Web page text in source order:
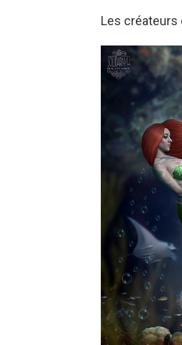
Les créateurs